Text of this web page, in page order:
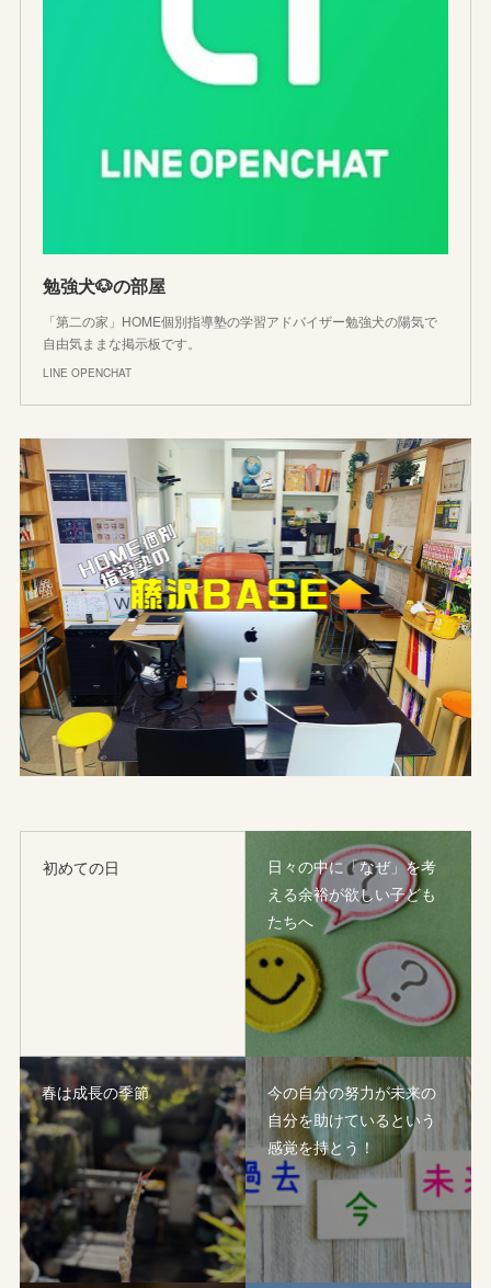
勉強犬🐶の部屋
「第二の家」HOME個別指導塾の学習アドバイザー勉強犬の陽気で
自由気ままな掲示板です。
LINE OPENCHAT
初めての日
日々の中に「なぜ」を考
える余裕が欲しい子ども
たちへ
春は成長の季節
今の自分の努力が未来の
自分を助けているという
感覚を持とう！